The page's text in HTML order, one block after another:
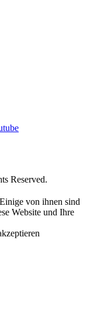
Reserved.
von ihnen sind
Website und Ihre